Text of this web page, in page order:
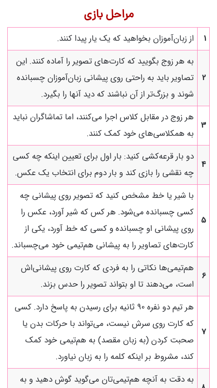
مراحل بازی
1 از زبان‌آموزان بخواهید که یک یار پیدا کنند.
2
به هر زوج بگویید که کارت‌های تصویر را آماده کنند. این
تصاویر باید به راحتی روی پیشانی زبان‌آموزان چسبانده
شوند و بزرگ‌تر از آن نباشند که دید آنها را بگیرد.
3
هر زوج در مقابل کلاس اجرا می‌کنند، اما تماشاگران نباید
به همکلاسی‌های خود کمک کنند.
4
دو بار قرعه‌کشی کنید: بار اول برای تعیین اینکه چه کسی
چه نقشی را بازی کند و بار دوم برای انتخاب یک عکس.
5
با شیر یا خط مشخص کنید که تصویر روی پیشانی چه
کسی چسبانده می‌شود. هر کس که شیر آورد، عکس را
روی پیشانی او چسبانده و کسی که خط آورد، یکی از
کارت‌های تصاویر را به پیشانی هم‌تیمی خود می‌چسباند.
6
هم‌تیمی‌ها نکاتی را به فردی که کارت روی پیشانی‌اش
است، می‌دهند تا او بتواند تصویر را حدس بزند.
7
هر تیم دو نفره 90 ثانیه برای رسیدن به پاسخ دارد. کسی
که کارت روی سرش نیست، می‌تواند با حرکات بدن یا
صحبت کردن (به زبان مقصد) به هم‌تیمی خود کمک
کند، مشروط بر اینکه کلمه را به زبان نیاورد.
به دقت به آنچه هم‌تیمی‌تان می‌گوید گوش دهید و به